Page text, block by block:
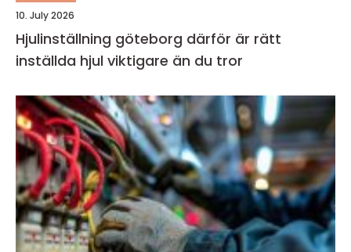
10. July 2026
Hjulinställning göteborg därför är rätt
inställda hjul viktigare än du tror